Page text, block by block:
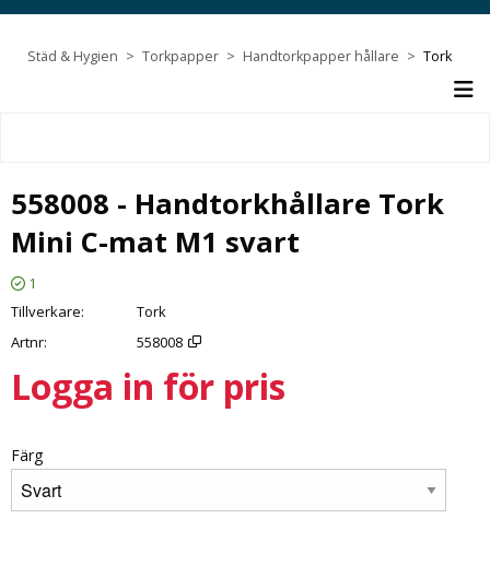
Städ & Hygien Torkpapper Handtorkpapper hållare Tork
558008 - Handtorkhållare Tork
Mini C-mat M1 svart
1
Tillverkare
Tork
Artnr
558008
Logga in för pris
Färg